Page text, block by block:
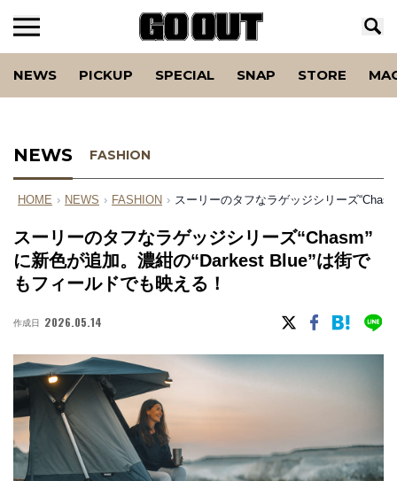
NEWS PICKUP SPECIAL SNAP STORE
NEWS FASHION
HOME › NEWS › FASHION › スーリーのタフなラゲッジシリーズ
スーリーのタフなラゲッジシリーズ“Chasm”
に新色が追加。濃紺の“Darkest Blue”は街で
もフィールドでも映える！
作成日 2026.05.14